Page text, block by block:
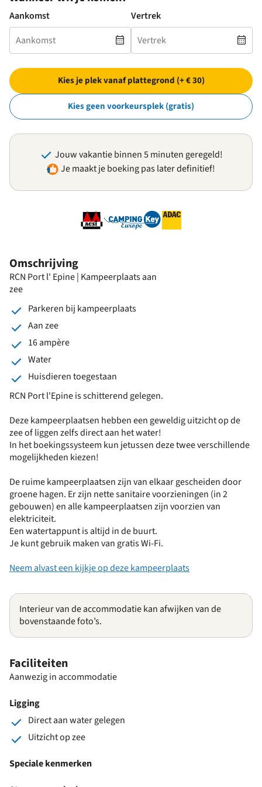
Omschrijving
RCN Port l' Epine | Kampeerplaats aan
zee
Parkeren bij kampeerplaats
Aan zee
16 ampère
Water
Huisdieren toegestaan
RCN Port l'Epine is schitterend gelegen.
Deze kampeerplaatsen hebben een geweldig uitzicht op de
zee of liggen zelfs direct aan het water!
In het boekingssysteem kun jetussen deze twee verschillende
mogelijkheden kiezen!
De ruime kampeerplaatsen zijn van elkaar gescheiden door
groene hagen. Er zijn nette sanitaire voorzieningen (in 2
gebouwen) en alle kampeerplaatsen zijn voorzien van
elektriciteit.
Een watertappunt is altijd in de buurt.
Je kunt gebruik maken van gratis Wi-Fi.
Neem alvast een kijkje op deze kampeerplaats
Interieur van de accommodatie kan afwijken van de
bovenstaande foto’s.
Aankomst Vertrek
Kies je plek vanaf plattegrond (+ € 30)
Kies geen voorkeursplek (gratis)
Jouw vakantie binnen 5 minuten geregeld!
Je maakt je boeking pas later definitief!
Faciliteiten
Aanwezig in accommodatie
Ligging
Direct aan water gelegen
Uitzicht op zee
Speciale kenmerken